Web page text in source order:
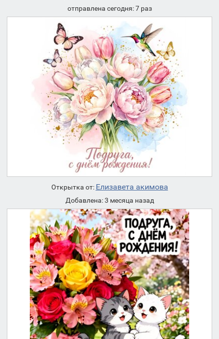
отправлена сегодня: 7 раз
Открытка от: Елизавета акимова
Добавлена: 3 месяца назад